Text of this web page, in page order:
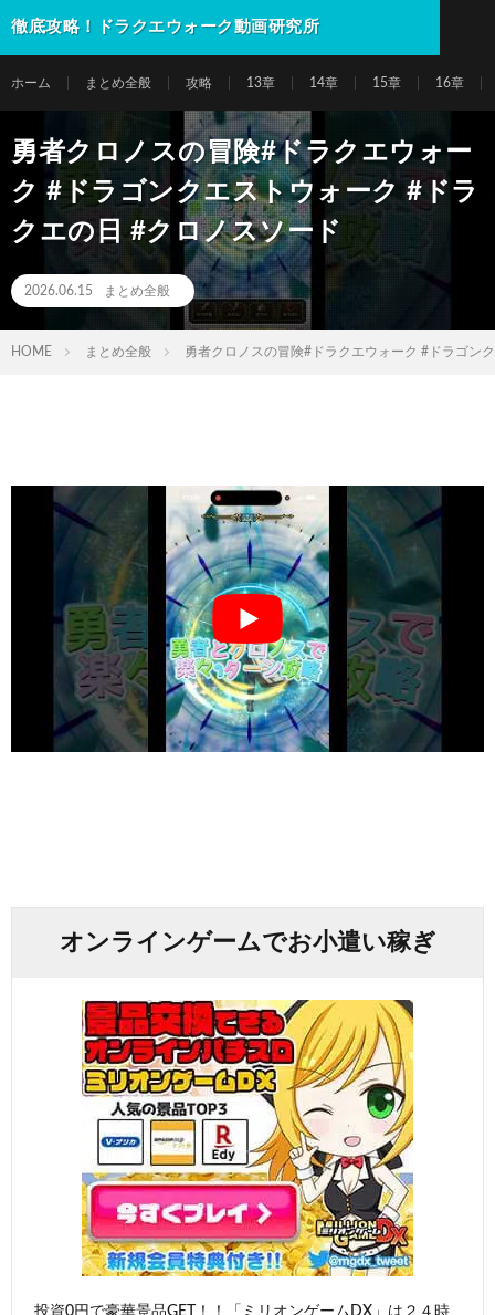
徹底攻略！ドラクエウォーク動画研究所
ホーム まとめ全般 攻略 13章 14章 15章 16章
勇者クロノスの冒険#ドラクエウォー
ク #ドラゴンクエストウォーク #ドラ
クエの日 #クロノスソード
2026.06.15 まとめ全般
HOME まとめ全般 勇者クロノスの冒険#ドラクエウォーク #ドラゴン
オンラインゲームでお小遣い稼ぎ
投資0円で豪華景品GET！！「ミリオンゲームDX」は２４時